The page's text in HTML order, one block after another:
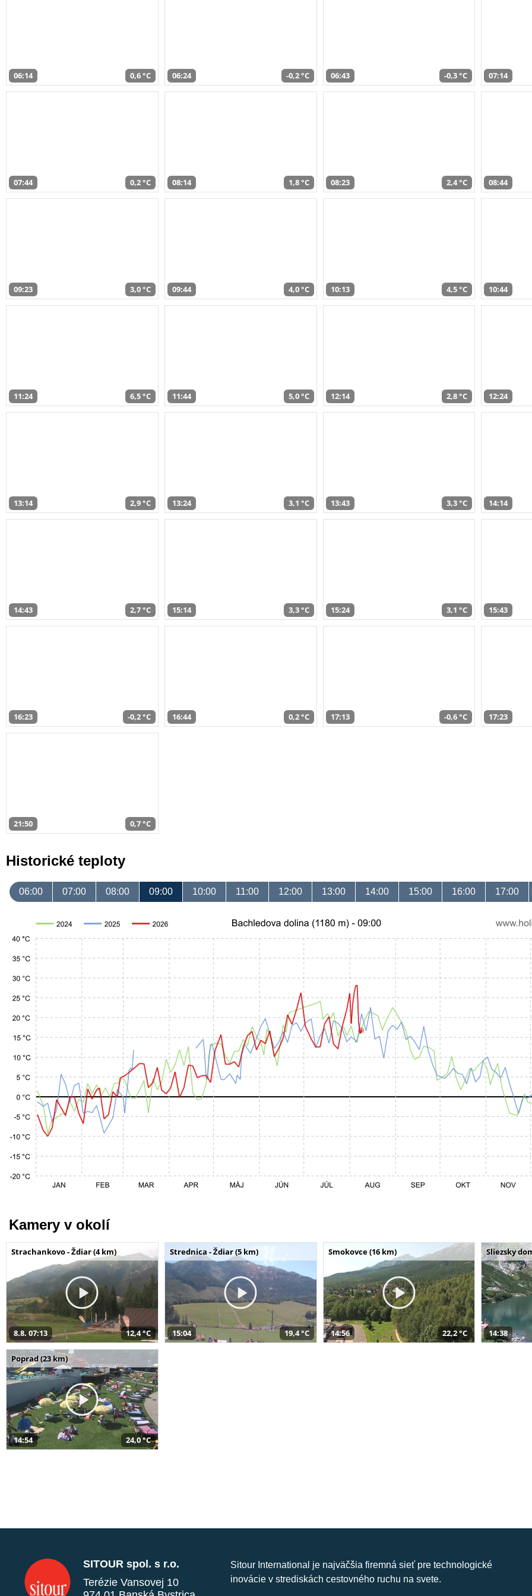
06:14 0,6 °C 06:24 -0,2 °C 06:43 -0,3 °C 07:14
07:44 0,2 °C 08:14 1,8 °C 08:23 2,4 °C 08:44
09:23 3,0 °C 09:44 4,0 °C 10:13 4,5 °C 10:44
11:24 6,5 °C 11:44 5,0 °C 12:14 2,8 °C 12:24
13:14 2,9 °C 13:24 3,1 °C 13:43 3,3 °C 14:14
14:43 2,7 °C 15:14 3,3 °C 15:24 3,1 °C 15:43
16:23 -0,2 °C 16:44 0,2 °C 17:13 -0,6 °C 17:23
21:50 0,7 °C
Historické teploty
06:00 07:00 08:00 09:00 10:00 11:00 12:00 13:00 14:00 15:00 16:00 17:00
Kamery v okolí
Strachankovo - Ždiar (4 km)
8.8. 07:13 12,4 °C
Strednica - Ždiar (5 km)
15:04 19,4 °C
Smokovce (16 km)
14:56 22,2 °C
Sliezsky
14:38
Poprad (23 km)
14:54 24,0 °C
SITOUR spol. s r.o.
Terézie Vansovej 10
Sitour International je najväčšia firemná sieť pre technologické
inovácie v strediskách cestovného ruchu na svete.